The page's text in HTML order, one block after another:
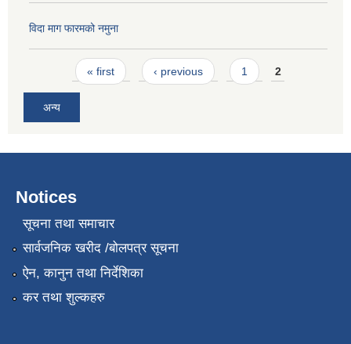
विदा माग फारमको नमुना
Pages« first ‹ previous 1 2
अन्य
Notices
सूचना तथा समाचार
सार्वजनिक खरीद /बोलपत्र सूचना
ऐन, कानुन तथा निर्देशिका
कर तथा शुल्कहरु